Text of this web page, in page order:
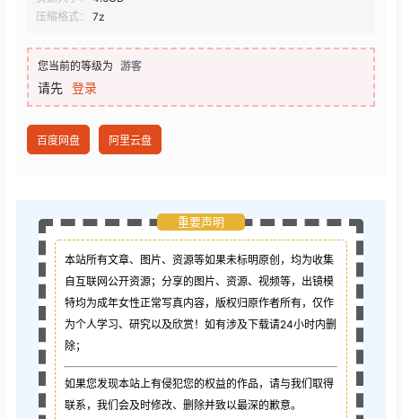
压缩格式：
7z
您当前的等级为 游客
请先 登录
百度网盘 阿里云盘
重要声明
本站所有文章、图片、资源等如果未标明原创，均为收集
自互联网公开资源； 分享的图片、资源、视频等，出镜模
特均为成年女性正常写真内容，版权归原作者所有，仅作
为个人学习、研究以及欣赏！如有涉及下载请24小时内删
除；
如果您发现本站上有侵犯您的权益的作品，请与我们取得
联系，我们会及时修改、删除并致以最深的歉意。